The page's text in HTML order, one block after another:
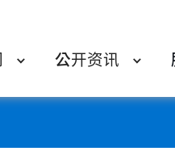
公开资讯